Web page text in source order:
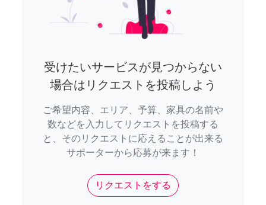
受けたいサービスが見つからない
場合はリクエストを投稿しよう
ご希望内容、エリア、予算、家具の名前や
数などを入力してリクエストを投稿する
と、そのリクエストに応えることが出来る
サポーターから応募が来ます！
リクエストをする